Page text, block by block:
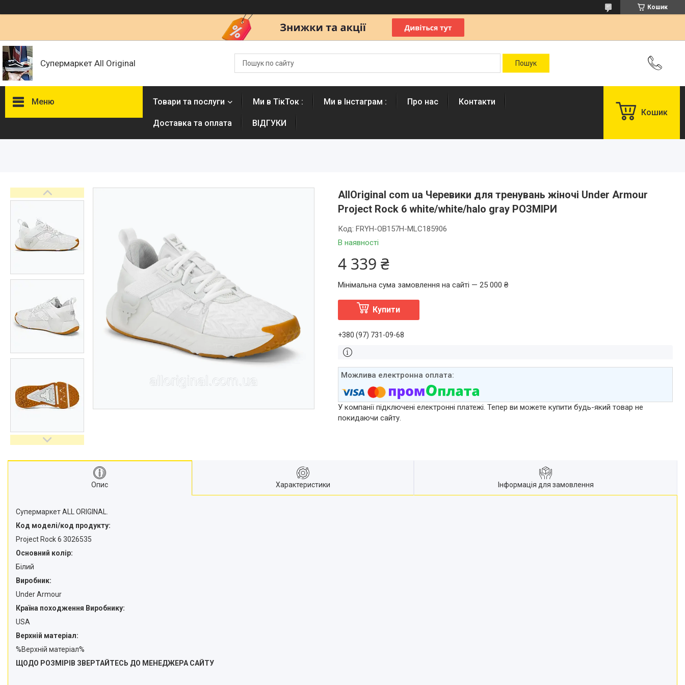
Кошик
Супермаркет All Original
Меню Товари та послуги Ми в ТікТок : Ми в Інстаграм : Про нас Контакти
Доставка та оплата ВІДГУКИ
Кошик
AllOriginal com ua Черевики для тренувань жіночі Under Armour
Project Rock 6 white/white/halo gray РОЗМІРИ
В наявності
Код: FRYH-OB157H-MLC185906
4 339 ₴
Мінімальна сума замовлення на сайті — 25 000 ₴
Купити
+380 (97) 731-09-68
У компанії підключені електронні платежі. Тепер ви можете купити будь-який товар не
покидаючи сайту.
Опис Характеристики Інформація для замовлення
Супермаркет ALL ORIGINAL.
Код моделі/код продукту:
Project Rock 6 3026535
Основний колір:
Білий
Виробник:
Under Armour
Країна походження Виробнику:
USA
Верхній матеріал:
%Верхній матеріал%
ЩОДО РОЗМІРІВ ЗВЕРТАЙТЕСЬ ДО МЕНЕДЖЕРА САЙТУ